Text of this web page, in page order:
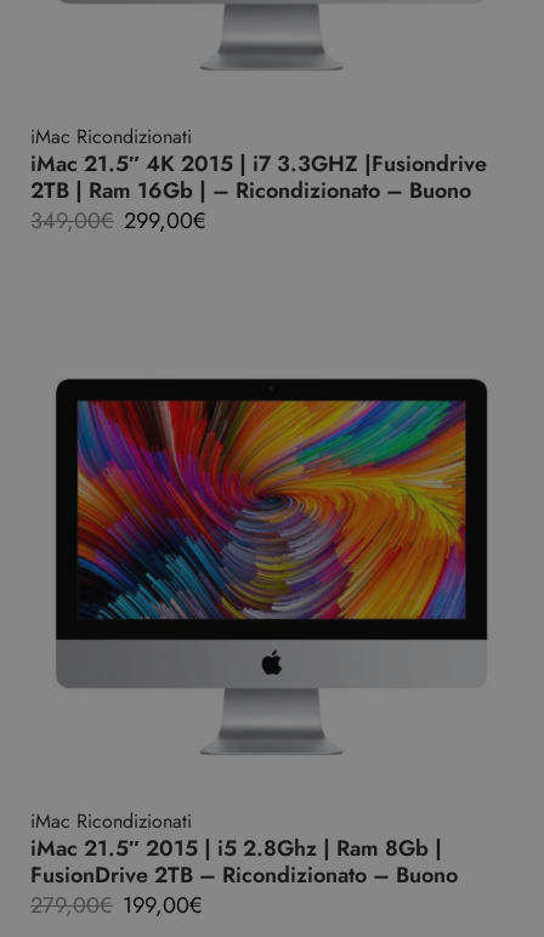
iMac Ricondizionati
iMac 21.5″ 4K 2015 | i7 3.3GHZ |Fusiondrive
2TB | Ram 16Gb | – Ricondizionato – Buono
349,00€ 299,00€
iMac Ricondizionati
iMac 21.5″ 2015 | i5 2.8Ghz | Ram 8Gb |
FusionDrive 2TB – Ricondizionato – Buono
279,00€ 199,00€